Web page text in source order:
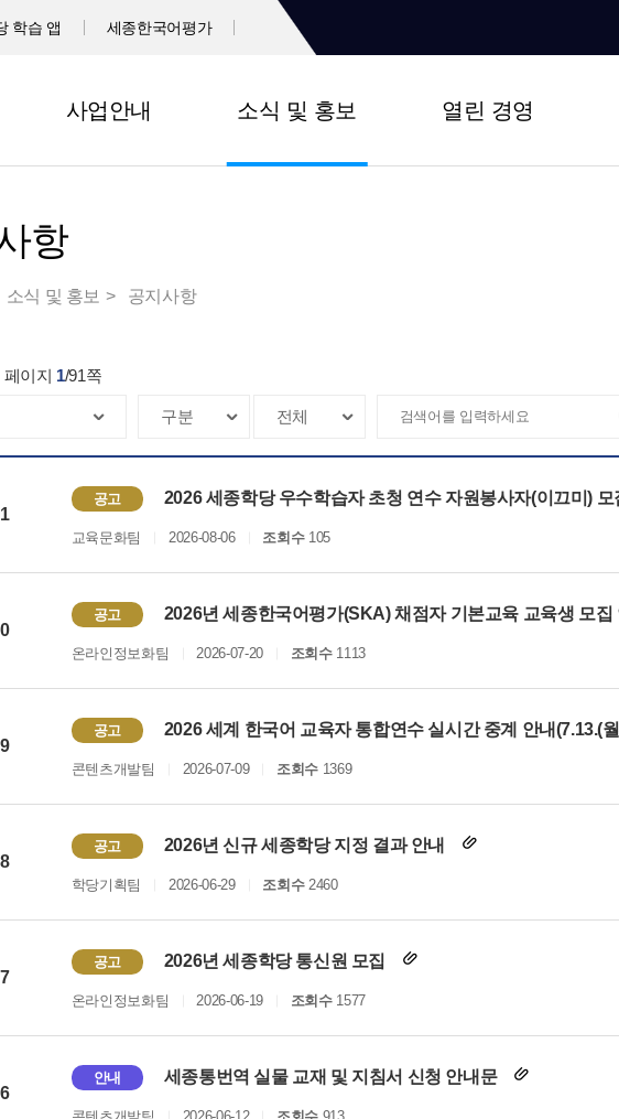
학습 앱 세종한국어평가
사업안내 소식 및 홍보 열린 경영
항
소식 및 홍보 공지사항
페이지 1/91쪽
공고 2026 세종학당 우수학습자 초청 연수 자원봉사자(이끄미) 모
교육문화팀 2026-08-06 조회수105
공고 2026년 세종한국어평가(SKA) 채점자 기본교육 교육생 모집
온라인정보화팀 2026-07-20 조회수1113
공고 2026 세계 한국어 교육자 통합연수 실시간 중계 안내(7.13.(
콘텐츠개발팀 2026-07-09 조회수 1369
공고 2026년 신규 세종학당 지정 결과 안내
학당기획팀 2026-06-29 조회수2460
공고 2026년 세종학당 통신원 모집
온라인정보화팀 2026-06-19 조회수1577
안내 세종통번역 실물 교재 및 지침서 신청 안내문